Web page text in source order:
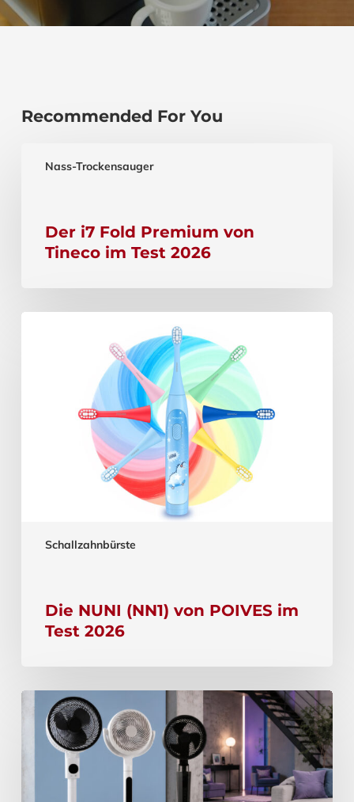
Recommended For You
Nass-Trockensauger
Der i7 Fold Premium von
Tineco im Test 2026
Schallzahnbürste
Die NUNI (NN1) von POIVES im
Test 2026